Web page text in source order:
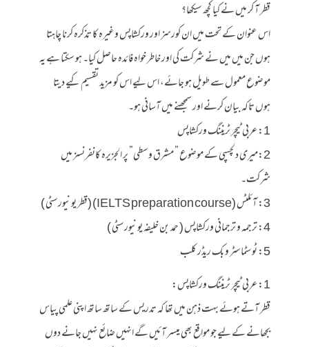
قطر آ کر میں نے کیا کچھ سیکھا؟
اس عنوان کے تحت میں ان کورسز اور ورکشاپس وغیرہ کا تذکرہ کرنا چاہتا
ہوں جن میں میں نے شرکت کی اور خاطر خواہ فائدہ حاصل کیا۔ ہو سکتا ہے یہ
موضوع معمول سے طویل ہو جائے، اس لیے اس کو مزید تقسیم کیے دیتا
ہوں تاکہ بیان کرنے اور سمجھنے میں آسانی ہو۔
1: عربی ٹیچر ٹریننگ ورکشاپس
2:میری دلچسپی کے موضوع ” مشرق وسطی” پر الجزیرہ کانفرنسز میں
شرکت۔
3: آئلٹس (IELTS preparation course) (قطر یونیورسٹی )
4: ترجمہ و ترجمانی ورکشاپس ( حمد بن خلیفہ یونیورسٹی )
5: ٹوسٹماسٹر و بک ریڈر کلب
1: عربی ٹیچر ٹریننگ ورکشاپس:
قطر آتے ہوئے بہت ذہن میں تھا کہ تدریس کے ساتھ ساتھ اپنی علمی پیاس
بجھانے کے لیے جو مواقع بھی میسر آئیں گے انہیں ضائع نہیں جانے دوں